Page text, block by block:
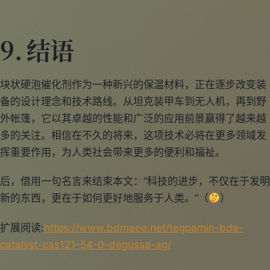
9. 结语
块状硬泡催化剂作为一种新兴的保温材料，正在逐步改变装
备的设计理念和技术路线。从坦克装甲车到无人机，再到野
外帐篷，它以其卓越的性能和广泛的应用前景赢得了越来越
多的关注。相信在不久的将来，这项技术必将在更多领域发
挥重要作用，为人类社会带来更多的便利和福祉。
后，借用一句名言来结束本文：“科技的进步，不仅在于发明
新的东西，更在于如何更好地服务于人类。”（
）
扩展阅读:https://www.bdmaee.net/tegoamin-bde-
catalyst-cas121-54-0-degussa-ag/